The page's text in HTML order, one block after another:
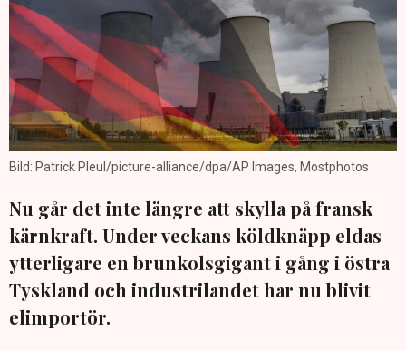
Bild: Patrick Pleul/picture-alliance/dpa/AP Images, Mostphotos
Nu går det inte längre att skylla på fransk
kärnkraft. Under veckans köldknäpp eldas
ytterligare en brunkolsgigant i gång i östra
Tyskland och industrilandet har nu blivit
elimportör.